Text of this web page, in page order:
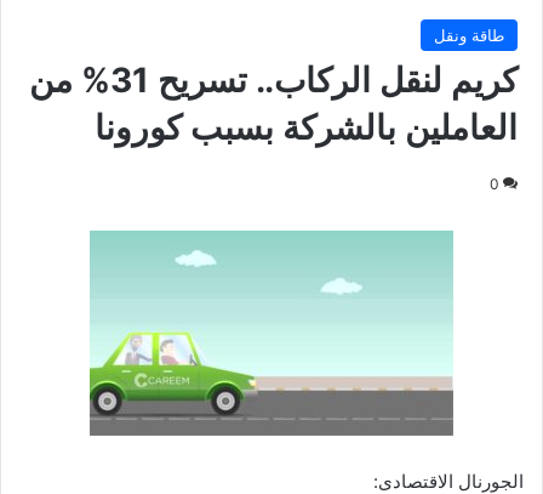
طاقة ونقل
كريم لنقل الركاب.. تسريح 31% من
العاملين بالشركة بسبب كورونا
0
الجورنال الاقتصادى: